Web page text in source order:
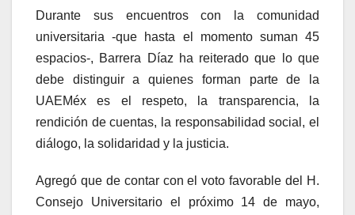
Durante sus encuentros con la comunidad
universitaria -que hasta el momento suman 45
espacios-, Barrera Díaz ha reiterado que lo que
debe distinguir a quienes forman parte de la
UAEMéx es el respeto, la transparencia, la
rendición de cuentas, la responsabilidad social, el
diálogo, la solidaridad y la justicia.
Agregó que de contar con el voto favorable del H.
Consejo Universitario el próximo 14 de mayo,